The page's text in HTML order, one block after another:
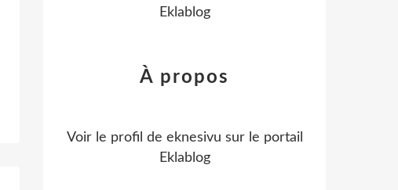
Eklablog
À propos
Voir le profil de eknesivu sur le portail
Eklablog